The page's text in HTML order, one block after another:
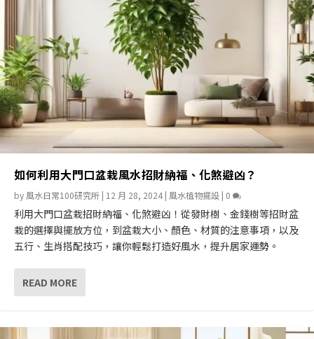
如何利用大門口盆栽風水招財納福、化煞避凶？
by 風水日常100研究所 | 12 月 28, 2024 | 風水植物擺設 | 0
利用大門口盆栽招財納福、化煞避凶！從發財樹、金錢樹等招財盆
栽的選擇與擺放方位，到盆栽大小、顏色、材質的注意事項，以及
五行、生肖搭配技巧，讓你輕鬆打造好風水，提升居家運勢。
READ MORE